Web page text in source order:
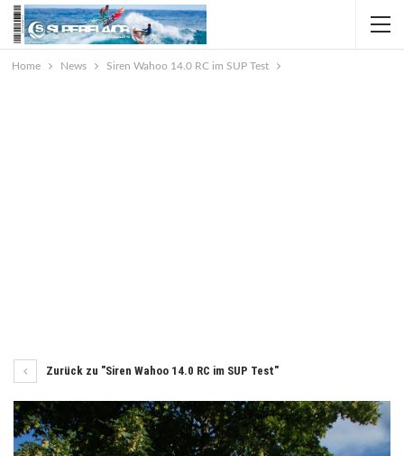
Home News Siren Wahoo 14.0 RC im SUP Test
Zurück zu "Siren Wahoo 14.0 RC im SUP Test"